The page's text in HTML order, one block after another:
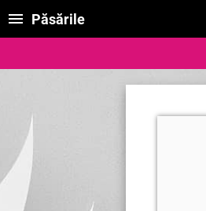
Păsările